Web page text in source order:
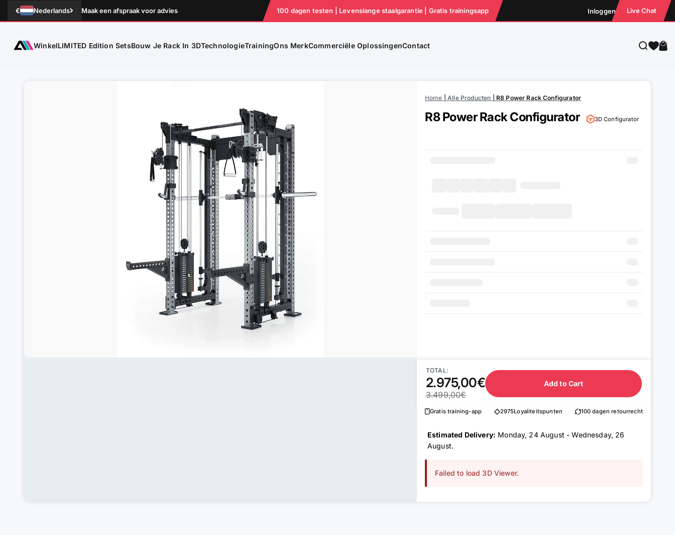
Naar inhoud
€ Nederlands Maak een afspraak voor advies 100 dagen testen | Levenslange staalgarantie | Gratis trainingsapp Inloggen Live Chat
ATLETICA
WinkelLIMITED Edition SetsBouw Je Rack In 3DTechnologieTrainingOns MerkCommerciële OplossingenContact Zoeken
Home Alle Producten R8 Power Rack Configurator
R8 Power Rack Configurator 3D Configurator
TOTAL:
2.975,00€
3.499,00€
Add to Cart
Gratis training-app 2975Loyaliteitspunten 100 dagen retourrecht
Estimated Delivery: Monday, 24 August - Wednesday, 26
August.
Failed to load 3D Viewer.